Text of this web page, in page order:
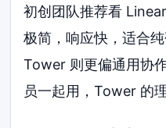
初创团队推荐看
极简，响应快，适合
Tower 则更偏通用协
员一起用，Tower 的